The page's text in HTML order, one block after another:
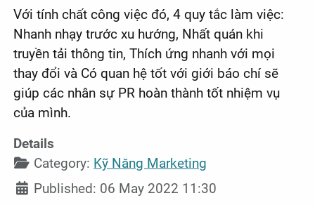
Với tính chất công việc đó, 4 quy tắc làm việc:
Nhanh nhạy trước xu hướng, Nhất quán khi
truyền tải thông tin, Thích ứng nhanh với mọi
thay đổi và Có quan hệ tốt với giới báo chí sẽ
giúp các nhân sự PR hoàn thành tốt nhiệm vụ
của mình.
Details
Category: Kỹ Năng Marketing
Published: 06 May 2022 11:30